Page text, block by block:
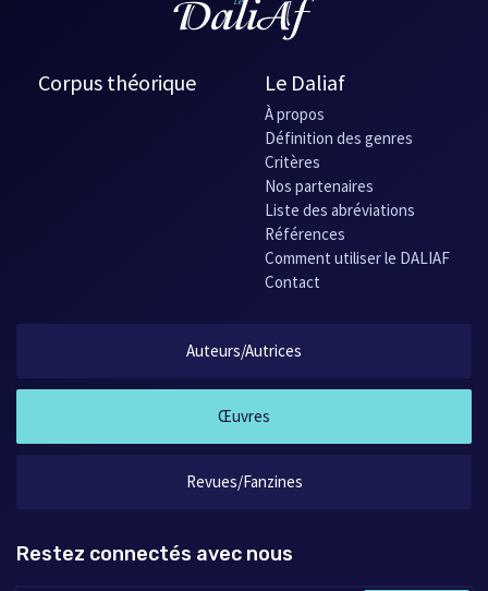
Corpus théorique Le Daliaf
À propos
Définition des genres
Critères
Nos partenaires
Liste des abréviations
Références
Comment utiliser le DALIAF
Contact
Auteurs/Autrices
Œuvres
Revues/Fanzines
Restez connectés avec nous